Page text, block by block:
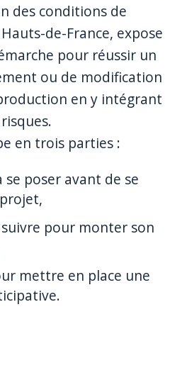
des conditions de
de-France, expose
pour réussir un
ou de modification
en y intégrant
en trois parties :
se poser avant de se
pour monter son
mettre en place une